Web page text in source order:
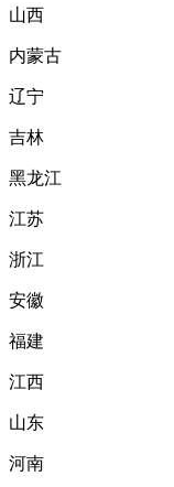
山西
内蒙古
辽宁
吉林
黑龙江
江苏
浙江
安徽
福建
江西
山东
河南